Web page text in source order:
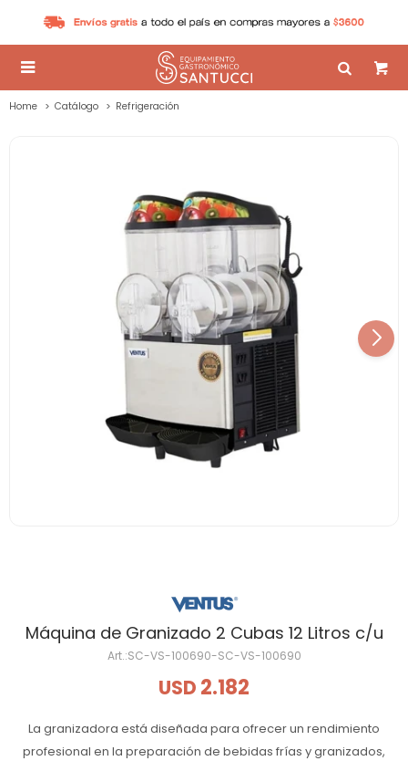

Home Catálogo Refrigeración
Máquina de Granizado 2 Cubas 12 Litros c/u
SC-VS-100690-SC-VS-100690
USD 2.182
La granizadora está diseñada para ofrecer un rendimiento
profesional en la preparación de bebidas frías y granizados,